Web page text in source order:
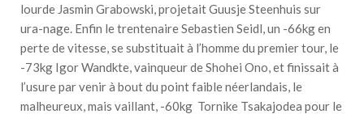
lourde Jasmin Grabowski, projetait Guusje Steenhuis sur
ura-nage. Enfin le trentenaire Sebastien Seidl, un -66kg en
perte de vitesse, se substituait à l’homme du premier tour, le
-73kg Igor Wandkte, vainqueur de Shohei Ono, et finissait à
l’usure par venir à bout du point faible néerlandais, le
malheureux, mais vaillant, -60kg Tornike Tsakajodea pour le